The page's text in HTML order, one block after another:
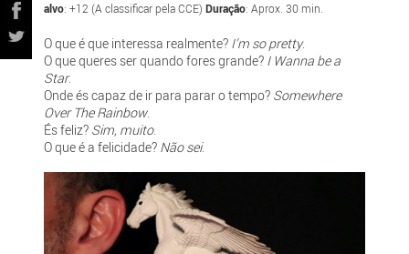
alvo: +12 (A classificar pela CCE)Duração: Aprox. 30 min.
O que é que interessa realmente? I’m so pretty.
O que queres ser quando fores grande? I Wanna be a
Star.
Onde és capaz de ir para parar o tempo? Somewhere
Over The Rainbow.
És feliz? Sim, muito.
O que é a felicidade? Não sei.